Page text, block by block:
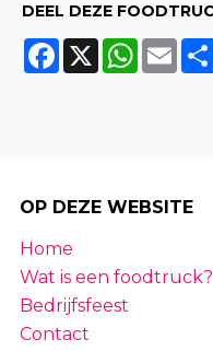
DEEL DEZE
Facebook
X
OP DEZE WEBSITE
Home
Wat is een foodtruck?
Bedrijfsfeest
Contact